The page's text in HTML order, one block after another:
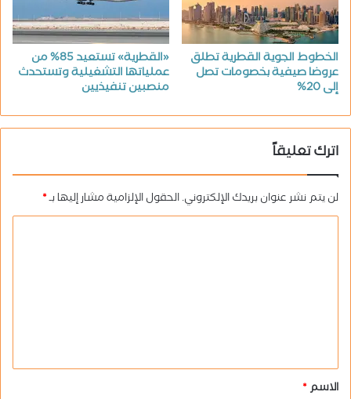
الخطوط الجوية القطرية تطلق
عروضا صيفية بخصومات تصل
إلى 20%
«القطرية» تستعيد 85% من
عملياتها التشغيلية وتستحدث
منصبين تنفيذيين
اترك تعليقاً
لن يتم نشر عنوان بريدك الإلكتروني.الحقول الإلزامية مشار إليها بـ*
ق
*
الاسم*